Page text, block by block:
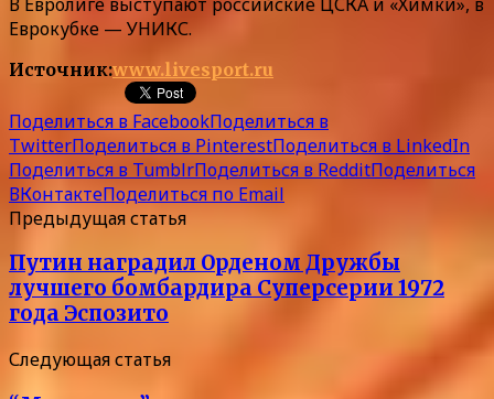
Еврокубке — УНИКС.
Источник:www.livesport.ru
Поделиться в FacebookПоделиться в
TwitterПоделиться в PinterestПоделиться в LinkedIn
Поделиться в TumblrПоделиться в RedditПоделиться
ВКонтактеПоделиться по Email
Предыдущая статья
Путин наградил Орденом Дружбы
лучшего бомбардира Суперсерии 1972
года Эспозито
Следующая статья